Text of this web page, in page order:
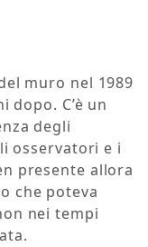
muro nel 1989
dopo. C’è un
degli
osservatori e i
presente allora
che poteva
nei tempi